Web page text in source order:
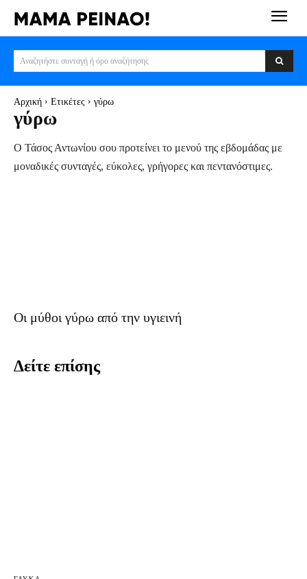
Αναζητήστε συνταγή ή όρο αναζήτησης
Αρχική Ετικέτες γύρω
γύρω
Ο Τάσος Αντωνίου σου προτείνει το μενού της εβδομάδας με
μοναδικές συνταγές, εύκολες, γρήγορες και πεντανόστιμες.
Οι μύθοι γύρω από την υγιεινή
Δείτε επίσης